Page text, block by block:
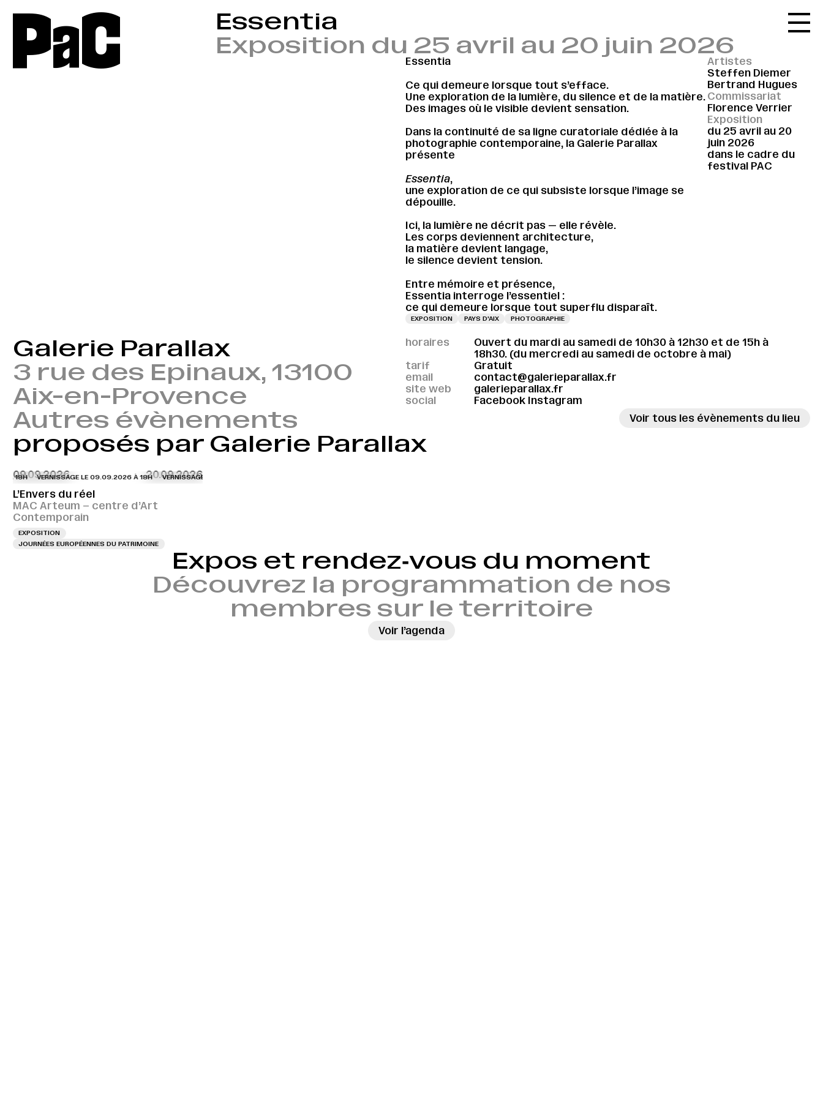
PaC
Accueil
Le réseau
L'agenda
La carte
Le festival
Le lieu
Les ressources
Le journal
Essentia
Exposition du 25 avril au 20 juin 2026
Essentia
Ce qui demeure lorsque tout s’efface.
Une exploration de la lumière, du silence et de la matière.
Des images où le visible devient sensation.
Dans la continuité de sa ligne curatoriale dédiée à la
photographie contemporaine, la Galerie Parallax
présente
Essentia,
une exploration de ce qui subsiste lorsque l’image se
dépouille.
Ici, la lumière ne décrit pas — elle révèle.
Les corps deviennent architecture,
la matière devient langage,
le silence devient tension.
Entre mémoire et présence,
Essentia interroge l’essentiel :
ce qui demeure lorsque tout superflu disparaît.
EXPOSITION PAYS D'AIX PHOTOGRAPHIE
Artistes
Steffen Diemer
Bertrand Hugues
Commissariat
Florence Verrier
Exposition
du 25 avril au 20
juin 2026
dans le cadre du
festival PAC
Galerie Parallax
3 rue des Epinaux, 13100
Aix-en-Provence
horaires
Ouvert du mardi au samedi de 10h30 à 12h30 et de 15h à
18h30. (du mercredi au samedi de octobre à mai)
tarif
Gratuit
email
contact@galerieparallax.fr
site web
galerieparallax.fr
social
Facebook Instagram
Autres évènements
proposés par Galerie Parallax
Voir tous les évènements du lieu
09.09.2026 20.09.2026
18H VERNISSAGE LE 09.09.2026 À 18H VERNISSAGE LE 09.09.2026 À 18H
L’Envers du réel
MAC Arteum – centre d’Art
Contemporain
EXPOSITION
JOURNÉES EUROPÉENNES DU PATRIMOINE
Expos et rendez‑vous du moment
Découvrez la programmation de nos
membres sur le territoire
Voir l’agenda